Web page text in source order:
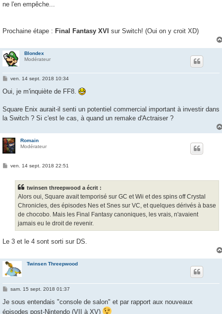
ne l'en empêche...
Prochaine étape : Final Fantasy XVI sur Switch! (Oui on y croit XD)
Blondex
Modérateur
M
s
g
e
ven. 14 sept. 2018 10:34
Oui, je m'inquiète de FF8.
Square Enix aurait-il senti un potentiel commercial important à investir dans
la Switch ? Si c'est le cas, à quand un remake d'Actraiser ?
Romain
Modérateur
Mven. 14 sept. 2018 22:51
twinsen threepwood a écrit :
Alors oui, Square avait temporisé sur GC et Wii et des spins off Crystal
Chronicles, des épisodes Nes et Snes sur VC, et quelques dérivés à base
de chocobo. Mais les Final Fantasy canoniques, les vrais, n'avaient
jamais eu le droit de revenir.
Le 3 et le 4 sont sorti sur DS.
Twinsen Threepwood
M
s
a
sam. 15 sept. 2018 01:37
Je sous entendais "console de salon" et par rapport aux nouveaux
épisodes post-Nintendo (VII à XV)